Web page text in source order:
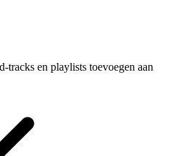
tracks en playlists toevoegen aan